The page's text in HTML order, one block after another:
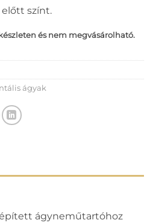
előtt színt.
és nem megvásárolható.
ágyak
ágyneműtartóhoz